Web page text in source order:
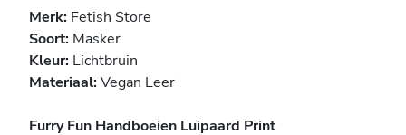
Merk: Fetish Store
Soort: Masker
Kleur: Lichtbruin
Materiaal:Vegan Leer
Furry Fun Handboeien Luipaard Print